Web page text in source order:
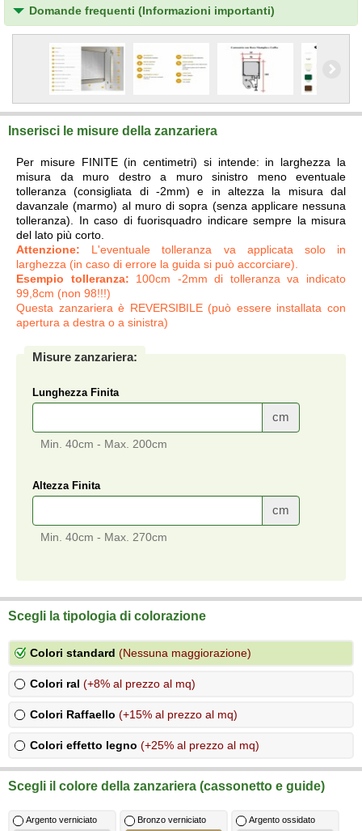
Domande frequenti (Informazioni importanti)
Inserisci le misure della zanzariera
Per misure FINITE (in centimetri) si intende: in larghezza la
misura da muro destro a muro sinistro meno eventuale
tolleranza (consigliata di -2mm) e in altezza la misura dal
davanzale (marmo) al muro di sopra (senza applicare nessuna
tolleranza). In caso di fuorisquadro indicare sempre la misura
del lato più corto.
Attenzione: L'eventuale tolleranza va applicata solo in
larghezza (in caso di errore la guida si può accorciare).
Esempio tolleranza: 100cm -2mm di tolleranza va indicato
99,8cm (non 98!!!)
Questa zanzariera è REVERSIBILE (può essere installata con
apertura a destra o a sinistra)
Misure zanzariera:
Lunghezza Finita
cm
Min. 40cm - Max. 200cm
Altezza Finita
cm
Min. 40cm - Max. 270cm
Scegli la tipologia di colorazione
Colori standard (Nessuna maggiorazione)
Colori ral (+8% al prezzo al mq)
Colori Raffaello (+15% al prezzo al mq)
Colori effetto legno (+25% al prezzo al mq)
Scegli il colore della zanzariera (cassonetto e guide)
Argento verniciato Bronzo verniciato Argento ossidato